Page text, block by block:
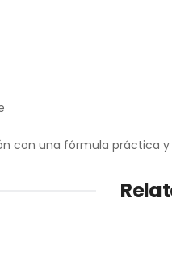
con una fórmula práctica